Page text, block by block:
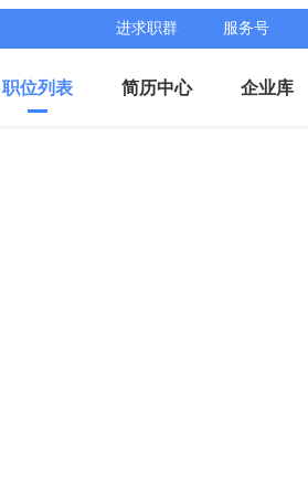
进求职群 服务号
职位列表 简历中心 企业库